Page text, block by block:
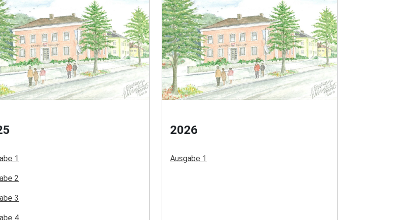
1
2
3
4
2026
Ausgabe 1